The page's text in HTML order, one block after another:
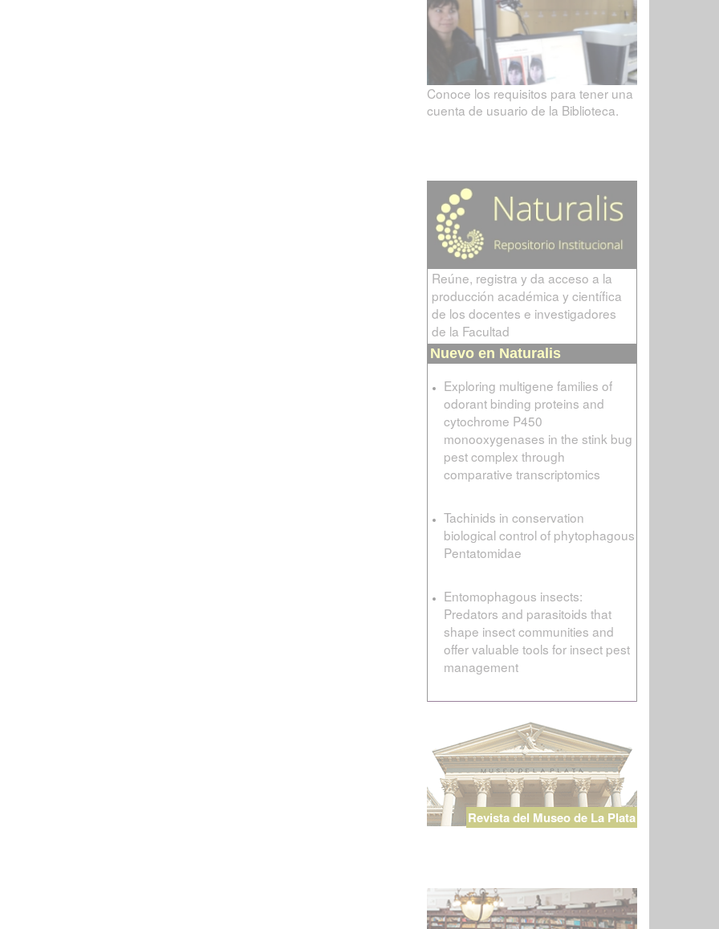
Conoce los requisitos para tener una
cuenta de usuario de la Biblioteca.
Reúne, registra y da acceso a la
producción académica y científica
de los docentes e investigadores
de la Facultad
Nuevo en Naturalis
Exploring multigene families of
odorant binding proteins and
cytochrome P450
monooxygenases in the stink bug
pest complex through
comparative transcriptomics
Tachinids in conservation
biological control of phytophagous
Pentatomidae
Entomophagous insects:
Predators and parasitoids that
shape insect communities and
offer valuable tools for insect pest
management
Revista del Museo de La Plata